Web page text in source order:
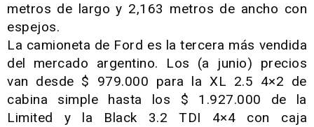
metros de largo y 2,163 metros de ancho con
espejos.
La camioneta de Ford es la tercera más vendida
del mercado argentino. Los (a junio) precios
van desde $ 979.000 para la XL 2.5 4×2 de
cabina simple hasta los $ 1.927.000 de la
Limited y la Black 3.2 TDI 4×4 con caja